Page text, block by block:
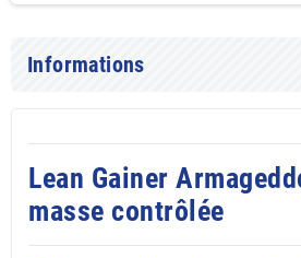
Informations
Lean Gainer
masse contrôlée